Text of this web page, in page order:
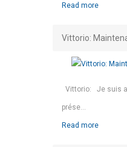
Read more
Vittorio:
Vittorio: Je suis
prése...
Read more